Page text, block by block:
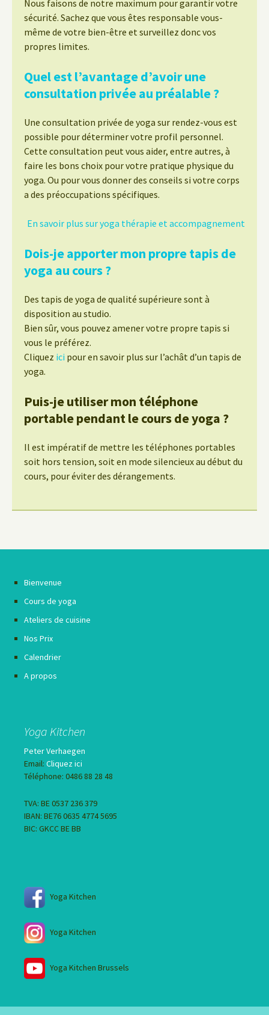
Nous faisons de notre maximum pour garantir votre
sécurité. Sachez que vous êtes responsable vous-
même de votre bien-être et surveillez donc vos
propres limites.
Quel est l’avantage d’avoir une
consultation privée au préalable ?
Une consultation privée de yoga sur rendez-vous est
possible pour déterminer votre profil personnel.
Cette consultation peut vous aider, entre autres, à
faire les bons choix pour votre pratique physique du
yoga. Ou pour vous donner des conseils si votre corps
a des préoccupations spécifiques.
En savoir plus sur yoga thérapie et accompagnement
Dois-je apporter mon propre tapis de
yoga au cours ?
Des tapis de yoga de qualité supérieure sont à
disposition au studio.
Bien sûr, vous pouvez amener votre propre tapis si
vous le préférez.
Cliquez ici pour en savoir plus sur l’achât d’un tapis de
yoga.
Puis-je utiliser mon téléphone
portable pendant le cours de yoga ?
Il est impératif de mettre les téléphones portables
soit hors tension, soit en mode silencieux au début du
cours, pour éviter des dérangements.
Bienvenue
Cours de yoga
Ateliers de cuisine
Nos Prix
Calendrier
A propos
Yoga Kitchen
Peter Verhaegen
Email: Cliquez ici
Téléphone: 0486 88 28 48
TVA: BE 0537 236 379
IBAN: BE76 0635 4774 5695
BIC: GKCC BE BB
Yoga Kitchen
Yoga Kitchen
Yoga Kitchen Brussels